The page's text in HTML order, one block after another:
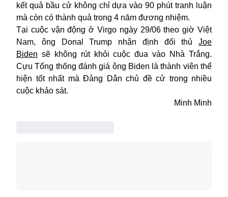
kết quả bầu cử không chỉ dựa vào 90 phút tranh luận
mà còn có thành quả trong 4 năm đương nhiệm.
Tại cuộc vận động ở Virgo ngày 29/06 theo giờ Việt
Nam, ông Donal Trump nhận định đối thủ Joe
Biden sẽ không rút khỏi cuộc đua vào Nhà Trắng.
Cựu Tổng thống đánh giá ông Biden là thành viên thể
hiện tốt nhất mà Đảng Dân chủ đề cử trong nhiều
cuộc khảo sát.
Minh Minh